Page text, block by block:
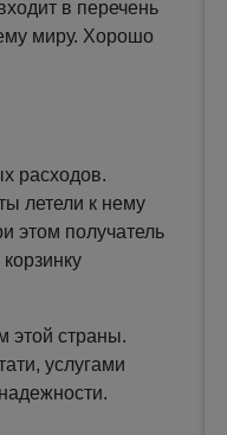
в перечень
миру. Хорошо
расходов.
летели к нему
этом получатель
этой страны.
услугами